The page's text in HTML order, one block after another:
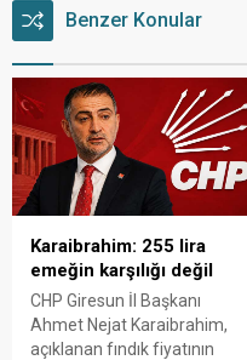
Benzer Konular
Karaibrahim: 255 lira
emeğin karşılığı değil
CHP Giresun İl Başkanı
Ahmet Nejat Karaibrahim,
açıklanan fındık fiyatının